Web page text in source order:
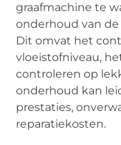
graafmachine te
onderhoud van
Dit omvat het
vloeistofniveau,
controleren op
onderhoud kan
prestaties,
reparatiekosten.